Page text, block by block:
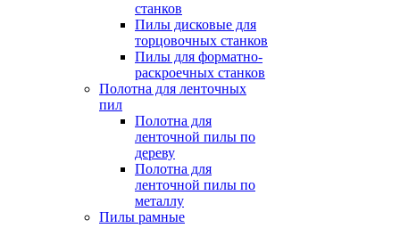
станков
Пилы дисковые для
торцовочных станков
Пилы для форматно-
раскроечных станков
Полотна для ленточных
пил
Полотна для
ленточной пилы по
дереву
Полотна для
ленточной пилы по
металлу
Пилы рамные